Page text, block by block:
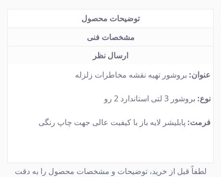
توضیحات محصول
مشخصات فنی
ارسال نظر
عنوان: بروشور تهیه نقشه مخاطرات زلزله
نوع: بروشور 3 لتی استاندارد 2 رو
فرمت: پابلیشر لایه باز با کیفیت عالی جهت چاپ رنگی
لطفاً قبل از خرید، توضیحات و مشخصات محصول را به دقت